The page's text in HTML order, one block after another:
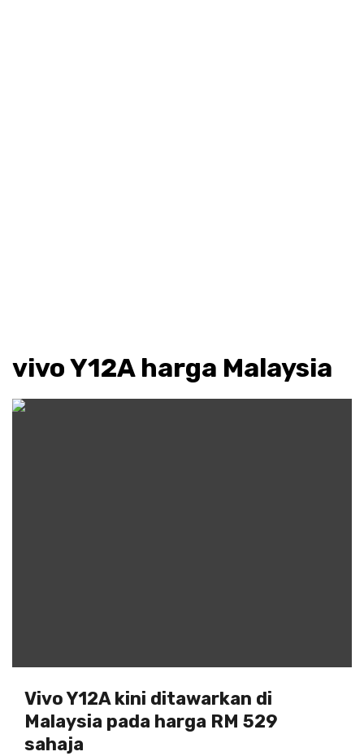
vivo Y12A harga Malaysia
Vivo Y12A kini ditawarkan di
Malaysia pada harga RM 529
sahaja